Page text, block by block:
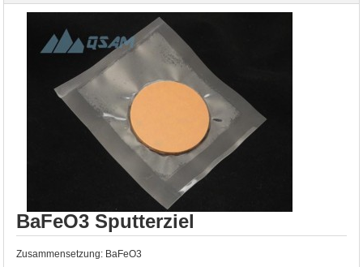
BaFeO3 Sputterziel
Zusammensetzung: BaFeO3